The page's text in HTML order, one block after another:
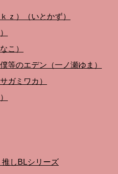
ｚ）（いとかず）
こ）
等のエデン（一ノ瀬ゆま）
ガミワカ）
推しBLシリーズ